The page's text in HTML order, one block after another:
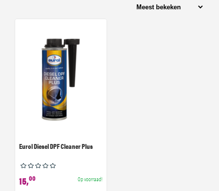
Eurol Diesel DPF Cleaner Plus
15,00 Op voorraad!